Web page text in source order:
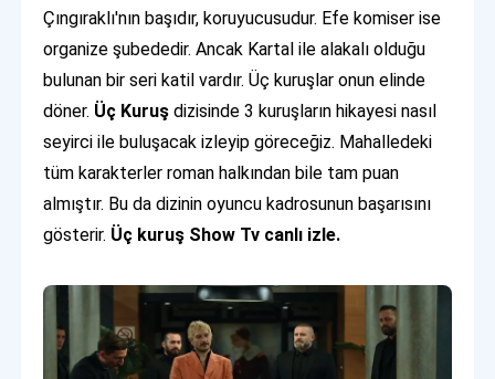
Çıngıraklı'nın başıdır, koruyucusudur. Efe komiser ise
organize şubededir. Ancak Kartal ile alakalı olduğu
bulunan bir seri katil vardır. Üç kuruşlar onun elinde
döner. Üç Kuruş dizisinde 3 kuruşların hikayesi nasıl
seyirci ile buluşacak izleyip göreceğiz. Mahalledeki
tüm karakterler roman halkından bile tam puan
almıştır. Bu da dizinin oyuncu kadrosunun başarısını
gösterir. Üç kuruş Show Tv canlı izle.